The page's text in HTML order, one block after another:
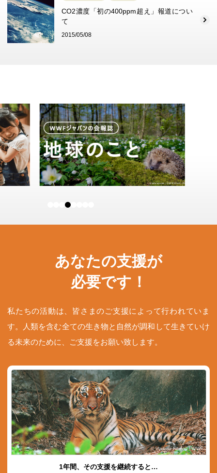
CO2濃度「初の400ppm超え」報道につい
て
2015/05/08
あなたの支援が
必要です！
私たちの活動は、皆さまのご支援によって行われていま
す。人類を含む全ての生き物と自然が調和して生きていけ
る未来のために、ご支援をお願い致します。
© Vladimir Filonov / WWF
1年間、その支援を継続すると…